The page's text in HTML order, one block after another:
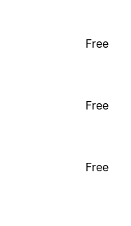
Free
Free
Free